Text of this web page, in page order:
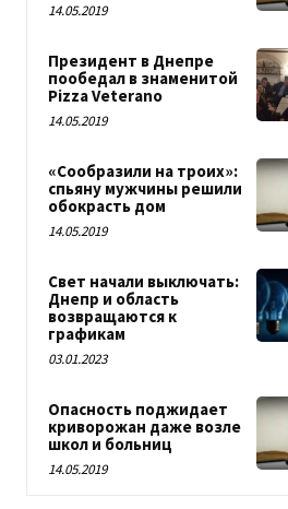
14.05.2019
Президент в Днепре
пообедал в знаменитой
Pizza Veterano
14.05.2019
«Сообразили на троих»:
спьяну мужчины решили
обокрасть дом
14.05.2019
Свет начали выключать:
Днепр и область
возвращаются к
графикам
03.01.2023
Опасность поджидает
криворожан даже возле
школ и больниц
14.05.2019